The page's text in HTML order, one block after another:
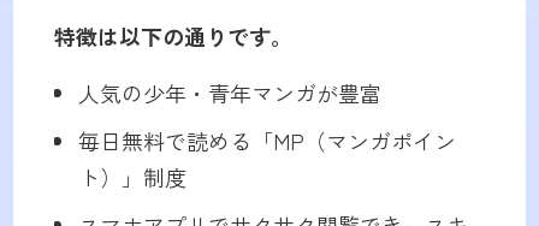
特徴は以下の通りです。
人気の少年・青年マンガが豊富
毎日無料で読める「MP（マンガポイン
ト）」制度